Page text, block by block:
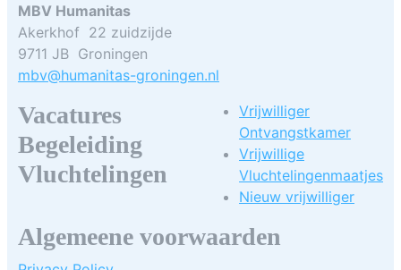
MBV Humanitas
Akerkhof 22 zuidzijde
9711 JB Groningen
mbv@humanitas-groningen.nl
Vacatures
Begeleiding
Vluchtelingen
Vrijwilliger
Ontvangstkamer
Vrijwillige
Vluchtelingenmaatjes
Nieuw vrijwilliger
Algemeene voorwaarden